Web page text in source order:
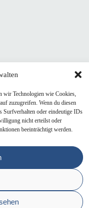
wir Technologien wie Cookies,
zuzugreifen. Wenn du diesen
Surfverhalten oder eindeutige IDs
nicht erteilst oder
beeinträchtigt werden.